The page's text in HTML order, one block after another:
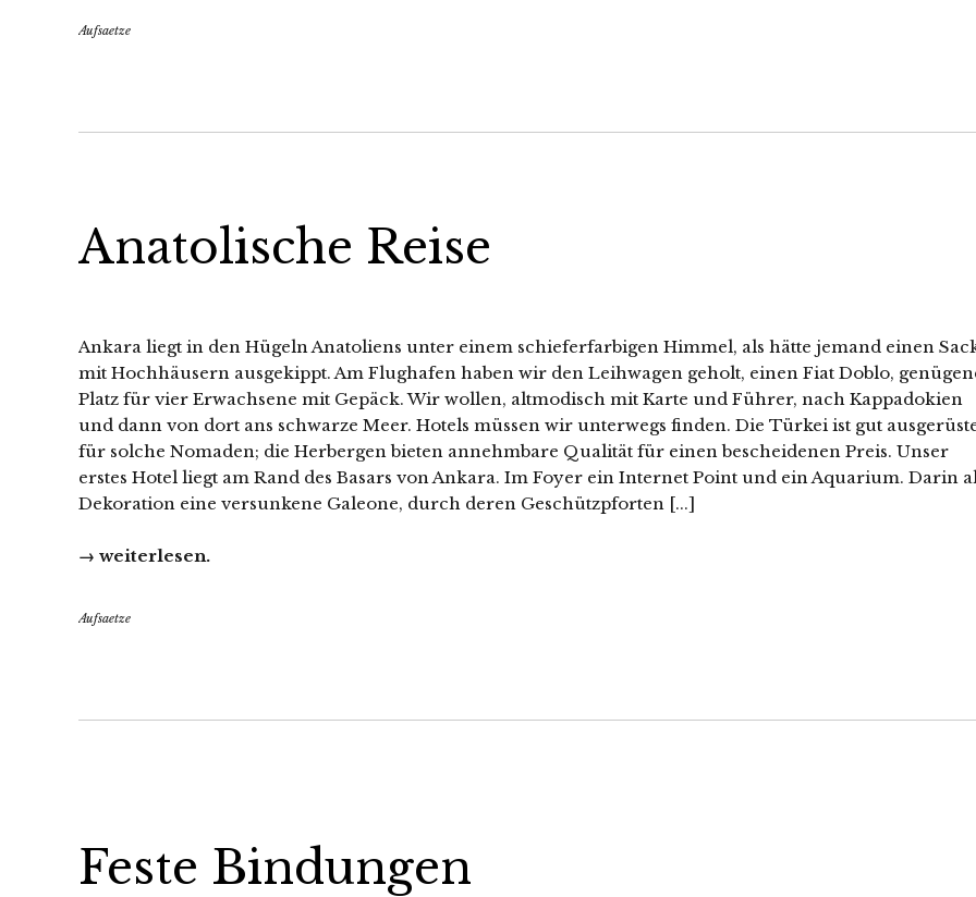
Aufsaetze
Anatolische Reise
Ankara liegt in den Hügeln Anatoliens unter einem schieferfarbigen Himmel, als hätte jemand einen
mit Hochhäusern ausgekippt. Am Flughafen haben wir den Leihwagen geholt, einen Fiat Doblo,
Platz für vier Erwachsene mit Gepäck. Wir wollen, altmodisch mit Karte und Führer, nach Kappadokien
und dann von dort ans schwarze Meer. Hotels müssen wir unterwegs finden. Die Türkei ist gut
für solche Nomaden; die Herbergen bieten annehmbare Qualität für einen bescheidenen Preis. Unser
erstes Hotel liegt am Rand des Basars von Ankara. Im Foyer ein Internet Point und ein Aquarium. Darin
Dekoration eine versunkene Galeone, durch deren Geschützpforten [...]
→ weiterlesen.
Aufsaetze
Feste Bindungen